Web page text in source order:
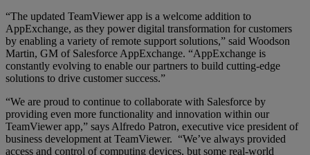
“The updated TeamViewer app is a welcome addition to
AppExchange, as they power digital transformation for customers
by enabling a variety of remote support solutions,” said Woodson
Martin, GM of Salesforce AppExchange. “AppExchange is
constantly evolving to enable our partners to build cutting-edge
solutions to drive customer success.”
“We are proud to continue to collaborate with Salesforce by
providing even more functionality and innovation within our
TeamViewer app,” says Alfredo Patron, executive vice president of
business development at TeamViewer. “We’ve always provided
access and control of computing devices, but some real-world